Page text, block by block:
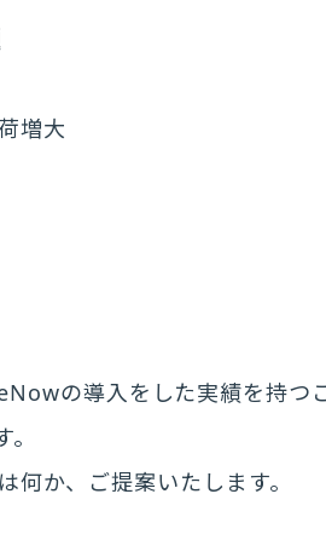
増大
の導入をした実績を持つ
か、ご提案いたします。